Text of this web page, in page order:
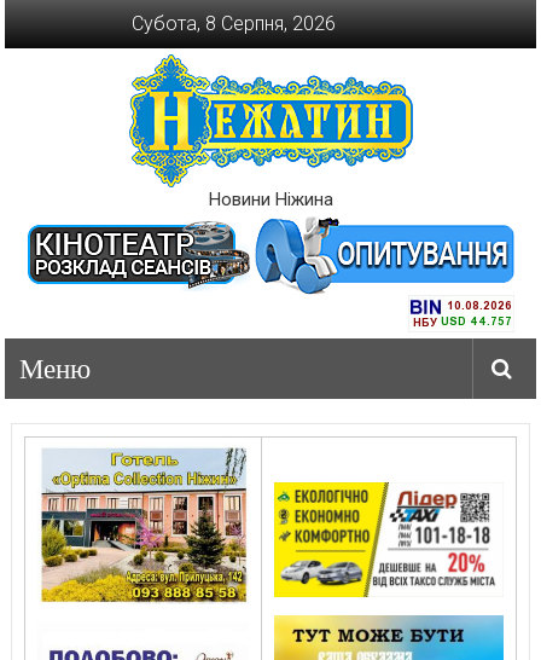
Субота, 8 Серпня, 2026
Новини Ніжина